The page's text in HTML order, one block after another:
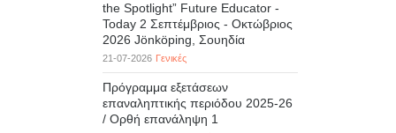
the Spotlight” Future Educator -
Today 2 Σεπτέμβριος - Οκτώβριος
2026 Jönköping, Σουηδία
21-07-2026 Γενικές
Πρόγραμμα εξετάσεων
επαναληπτικής περιόδου 2025-26
/ Ορθή επανάληψη 1